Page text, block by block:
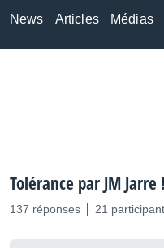
News Articles Médias
Tolérance par JM Jarre !
137 réponses 21